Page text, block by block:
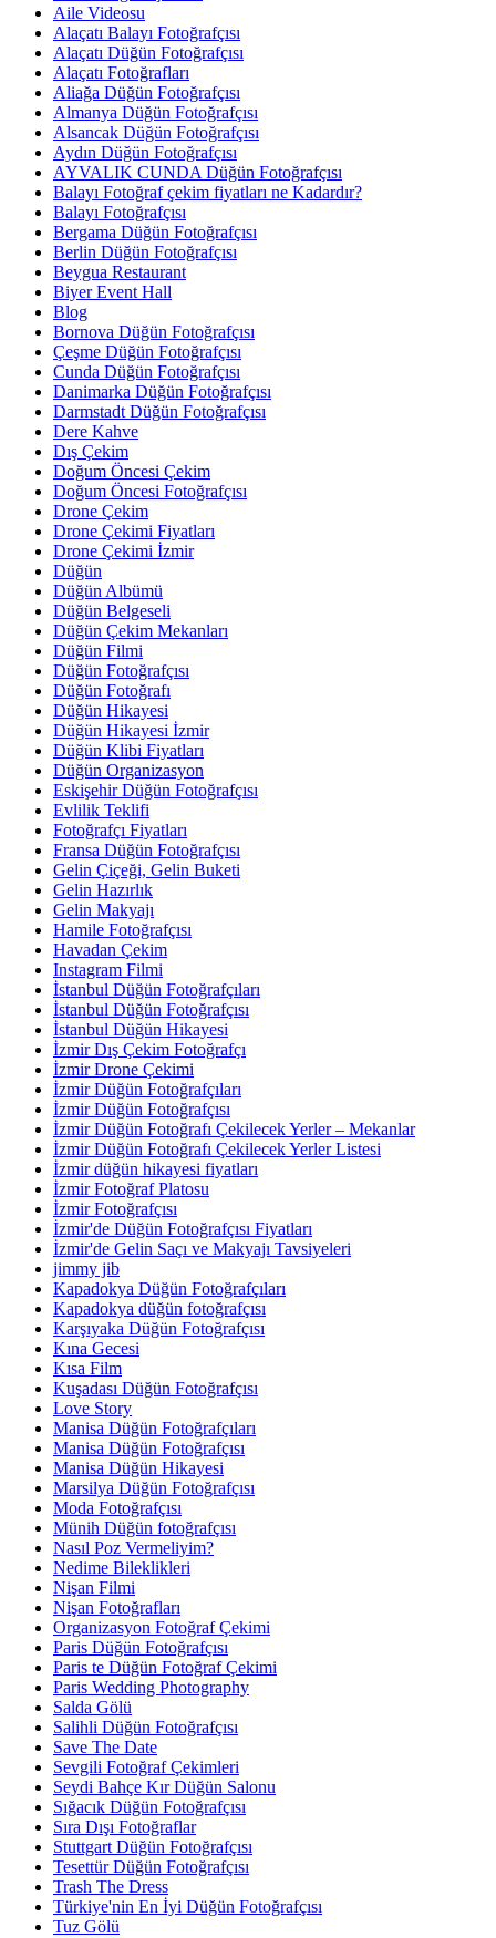
Aile Videosu
Alaçatı Balayı Fotoğrafçısı
Alaçatı Düğün Fotoğrafçısı
Alaçatı Fotoğrafları
Aliağa Düğün Fotoğrafçısı
Almanya Düğün Fotoğrafçısı
Alsancak Düğün Fotoğrafçısı
Aydın Düğün Fotoğrafçısı
AYVALIK CUNDA Düğün Fotoğrafçısı
Balayı Fotoğraf çekim fiyatları ne Kadardır?
Balayı Fotoğrafçısı
Bergama Düğün Fotoğrafçısı
Berlin Düğün Fotoğrafçısı
Beygua Restaurant
Biyer Event Hall
Blog
Bornova Düğün Fotoğrafçısı
Çeşme Düğün Fotoğrafçısı
Cunda Düğün Fotoğrafçısı
Danimarka Düğün Fotoğrafçısı
Darmstadt Düğün Fotoğrafçısı
Dere Kahve
Dış Çekim
Doğum Öncesi Çekim
Doğum Öncesi Fotoğrafçısı
Drone Çekim
Drone Çekimi Fiyatları
Drone Çekimi İzmir
Düğün
Düğün Albümü
Düğün Belgeseli
Düğün Çekim Mekanları
Düğün Filmi
Düğün Fotoğrafçısı
Düğün Fotoğrafı
Düğün Hikayesi
Düğün Hikayesi İzmir
Düğün Klibi Fiyatları
Düğün Organizasyon
Eskişehir Düğün Fotoğrafçısı
Evlilik Teklifi
Fotoğrafçı Fiyatları
Fransa Düğün Fotoğrafçısı
Gelin Çiçeği, Gelin Buketi
Gelin Hazırlık
Gelin Makyajı
Hamile Fotoğrafçısı
Havadan Çekim
Instagram Filmi
İstanbul Düğün Fotoğrafçıları
İstanbul Düğün Fotoğrafçısı
İstanbul Düğün Hikayesi
İzmir Dış Çekim Fotoğrafçı
İzmir Drone Çekimi
İzmir Düğün Fotoğrafçıları
İzmir Düğün Fotoğrafçısı
İzmir Düğün Fotoğrafı Çekilecek Yerler – Mekanlar
İzmir Düğün Fotoğrafı Çekilecek Yerler Listesi
İzmir düğün hikayesi fiyatları
İzmir Fotoğraf Platosu
İzmir Fotoğrafçısı
İzmir'de Düğün Fotoğrafçısı Fiyatları
İzmir'de Gelin Saçı ve Makyajı Tavsiyeleri
jimmy jib
Kapadokya Düğün Fotoğrafçıları
Kapadokya düğün fotoğrafçısı
Karşıyaka Düğün Fotoğrafçısı
Kına Gecesi
Kısa Film
Kuşadası Düğün Fotoğrafçısı
Love Story
Manisa Düğün Fotoğrafçıları
Manisa Düğün Fotoğrafçısı
Manisa Düğün Hikayesi
Marsilya Düğün Fotoğrafçısı
Moda Fotoğrafçısı
Münih Düğün fotoğrafçısı
Nasıl Poz Vermeliyim?
Nedime Bileklikleri
Nişan Filmi
Nişan Fotoğrafları
Organizasyon Fotoğraf Çekimi
Paris Düğün Fotoğrafçısı
Paris te Düğün Fotoğraf Çekimi
Paris Wedding Photography
Salda Gölü
Salihli Düğün Fotoğrafçısı
Save The Date
Sevgili Fotoğraf Çekimleri
Seydi Bahçe Kır Düğün Salonu
Sığacık Düğün Fotoğrafçısı
Sıra Dışı Fotoğraflar
Stuttgart Düğün Fotoğrafçısı
Tesettür Düğün Fotoğrafçısı
Trash The Dress
Türkiye'nin En İyi Düğün Fotoğrafçısı
Tuz Gölü